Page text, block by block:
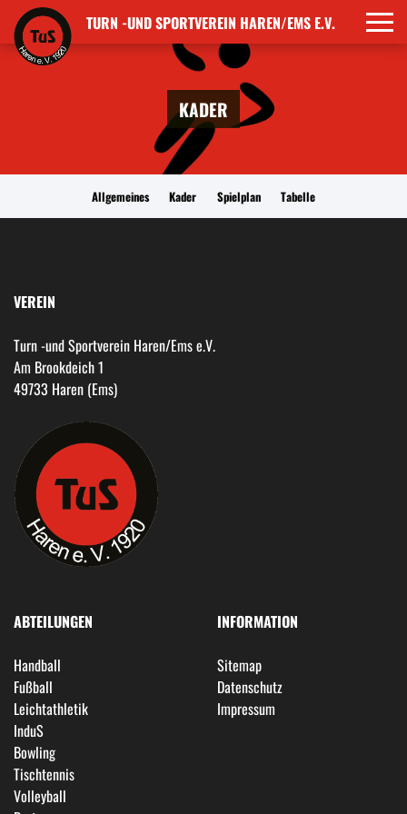
TURN -UND SPORTVEREIN HAREN/EMS E.V.
KADER
Allgemeines Kader Spielplan Tabelle
VEREIN
Turn -und Sportverein Haren/Ems e.V.
Am Brookdeich 1
49733 Haren (Ems)
ABTEILUNGEN
Handball
Fußball
Leichtathletik
InduS
Bowling
Tischtennis
Volleyball
INFORMATION
Sitemap
Datenschutz
Impressum